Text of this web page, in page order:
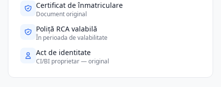
Certificat de înmatriculare
Document original
Poliță RCA valabilă
În perioada de valabilitate
Act de identitate
CI/BI proprietar — original